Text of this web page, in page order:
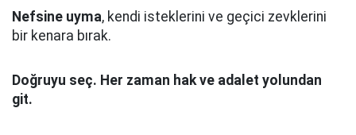
Nefsine uyma, kendi isteklerini ve geçici zevklerini
bir kenara bırak.
Doğruyu seç. Her zaman hak ve adalet yolundan
git.